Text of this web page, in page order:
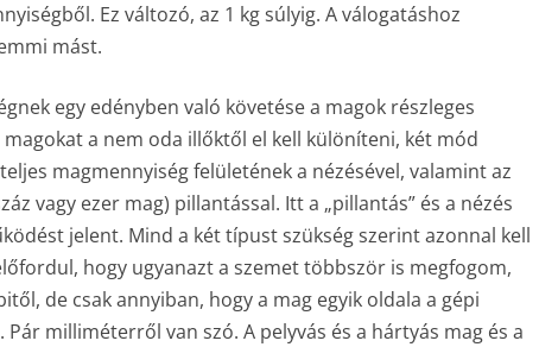
Ez változó, az 1 kg súlyig. A válogatáshoz
mást.
egy edényben való követése a magok részleges
a nem oda illőktől el kell különíteni, két mód
magmennyiség felületének a nézésével, valamint az
vagy ezer mag) pillantással. Itt a „pillantás” és a nézés
jelent. Mind a két típust szükség szerint azonnal kell
hogy ugyanazt a szemet többször is megfogom,
de csak annyiban, hogy a mag egyik oldala a gépi
milliméterről van szó. A pelyvás és a hártyás mag és a